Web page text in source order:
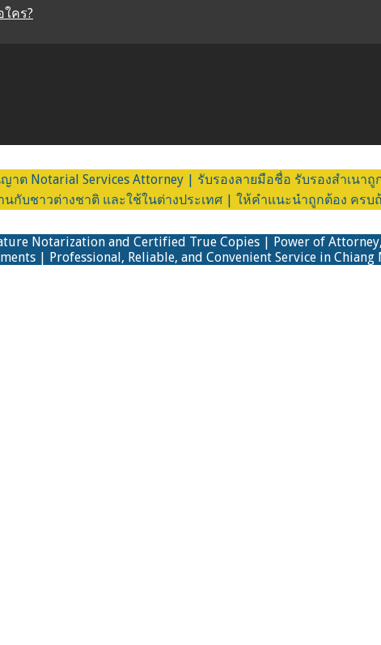
ใคร?
าต Notarial Services Attorney | รับรองลายมือชื่อ รับรองสำเน
บชาวต่างชาติ และใช้ในต่างประเทศ | ให้คำแนะนำถูกต้อง ครบ
Notarization and Certified True Copies | Power of
| Professional, Reliable, and Convenient Service in Chiang